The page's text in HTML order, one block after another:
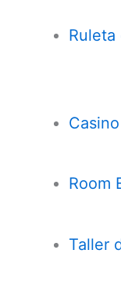
Ruleta
Casin
Room
Taller